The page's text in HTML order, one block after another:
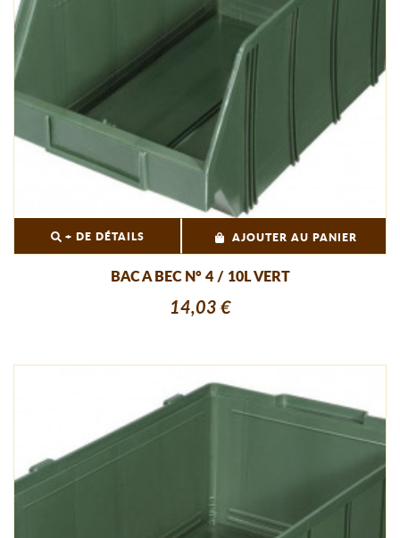
+ DE DÉTAILS AJOUTER AU PANIER
BAC A BEC N° 4 / 10L VERT
14,03 €